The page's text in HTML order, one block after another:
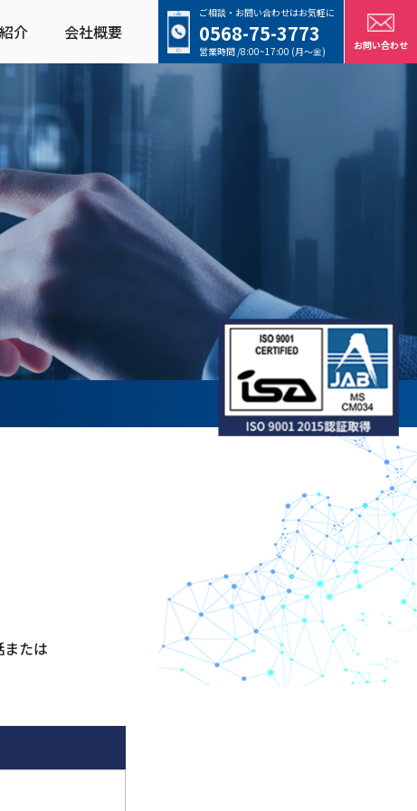
覧
工 精密プレス加工
介 会社概要
ご相談・お問い合わせはお気軽に
0568-75-3773
営業時間 /8:00~17:00 (月〜金) お問い合わせ
たは